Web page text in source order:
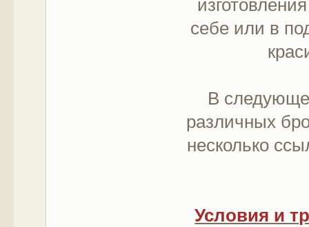
себе или в
В
различных
несколько
Условия и